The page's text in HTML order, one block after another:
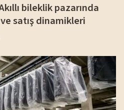
bileklik pazarında
satış dinamikleri